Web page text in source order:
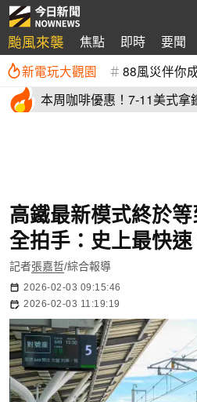
颱風來襲 焦點 即時 要聞
新電玩大觀園 88風災伴你
本周咖啡優惠！7-11美式
高鐵最新模式終於
全拍手：史上最快
記者張嘉哲/綜合報導
2026-02-03 09:15:46
2026-02-03 11:19:19